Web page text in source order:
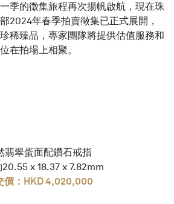
季的徵集旅程再次揚帆啟航，現在珠
2024年春季拍賣徵集已正式展開，
稀臻品，專家團隊將提供估值服務和
在拍場上相聚。
翡翠蛋面配鑽石戒指
x 18.37 x 7.82mm
價：HKD 4,020,000